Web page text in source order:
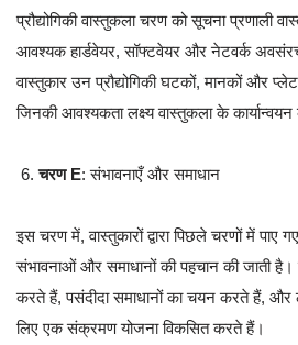
प्रौद्योगिकी वास्तुकला चरण को सूचना प्रणाली
आवश्यक हार्डवेयर, सॉफ्टवेयर और नेटवर्क
वास्तुकार उन प्रौद्योगिकी घटकों, मानकों और
जिनकी आवश्यकता लक्ष्य वास्तुकला के कार्यान्वयन
चरण E: संभावनाएँ और समाधान
इस चरण में, वास्तुकारों द्वारा पिछले चरणों में
संभावनाओं और समाधानों की पहचान की जाती है।
करते हैं, पसंदीदा समाधानों का चयन करते हैं, और
लिए एक संक्रमण योजना विकसित करते हैं।